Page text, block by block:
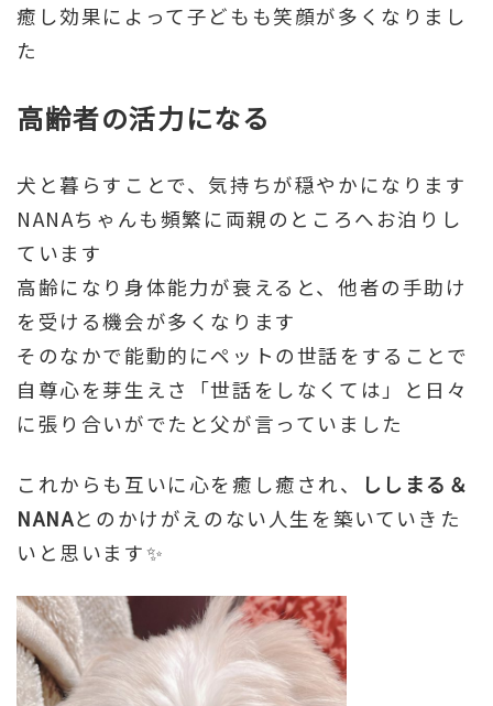
癒し効果によって子どもも笑顔が多くなりまし
た
高齢者の活力になる
犬と暮らすことで、気持ちが穏やかになります
NANAちゃんも頻繁に両親のところへお泊りし
ています
高齢になり身体能力が衰えると、他者の手助け
を受ける機会が多くなります
そのなかで能動的にペットの世話をすることで
自尊心を芽生えさ「世話をしなくては」と日々
に張り合いがでたと父が言っていました
これからも互いに心を癒し癒され、
ししまる＆
NANAとのかけがえのない人生を築いていきた
いと思います✨